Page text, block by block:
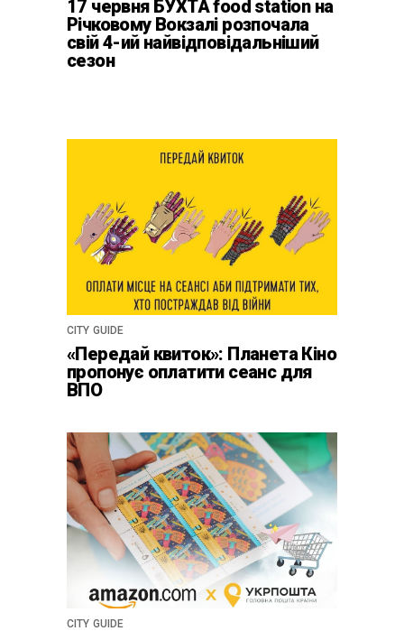
17 червня БУХТА food station на
Річковому Вокзалі розпочала
свій 4-ий найвідповідальніший
сезон
CITY GUIDE
«Передай квиток»: Планета Кіно
пропонує оплатити сеанс для
ВПО
CITY GUIDE